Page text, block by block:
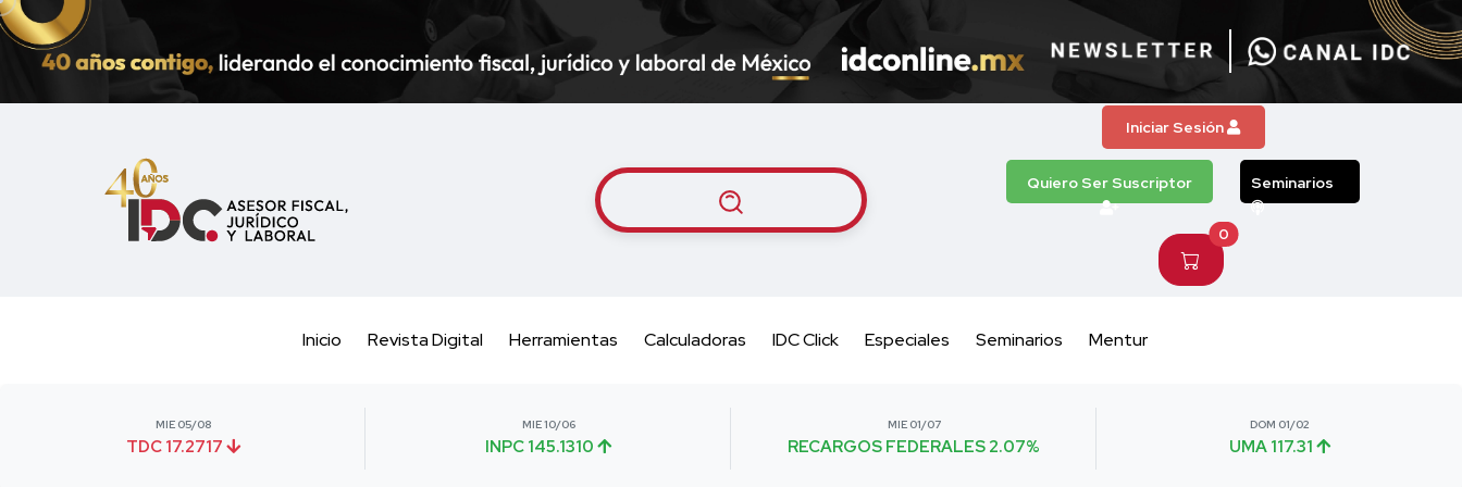
Iniciar Sesión
Quiero Ser Suscriptor Seminarios
0
Inicio Revista Digital Herramientas Calculadoras IDC Click Especiales Seminarios Mentur
MIE 05/08
TDC 17.2717
MIE 10/06
INPC 145.1310
MIE 01/07
RECARGOS FEDERALES 2.07%
DOM 01/02
UMA 117.31